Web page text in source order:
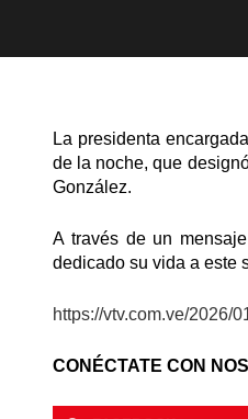
La presidenta
de la noche, que
González.
A través de un
dedicado su vida a este
https://vtv.com.ve/2026/
CONÉCTATE CON